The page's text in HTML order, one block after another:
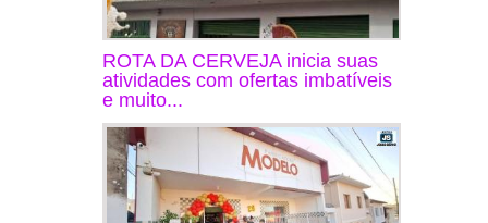
ROTA DA CERVEJA inicia suas
atividades com ofertas imbatíveis
e muito...